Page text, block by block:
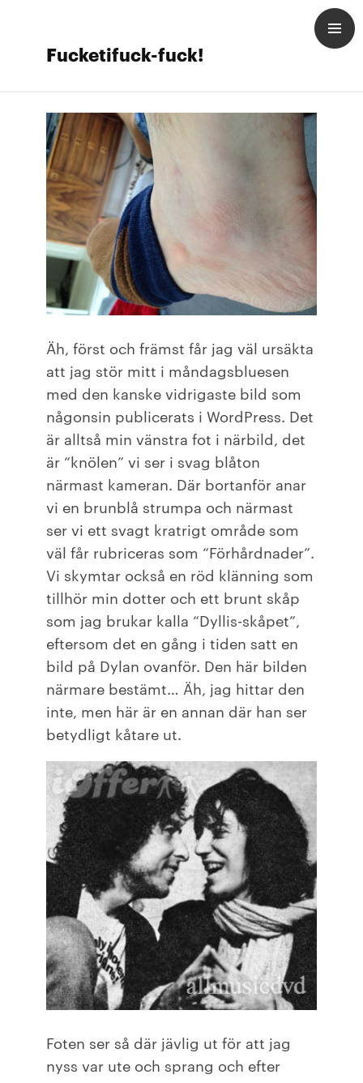
Fucketifuck-fuck!
Äh, först och främst får jag väl ursäkta
att jag stör mitt i måndagsbluesen
med den kanske vidrigaste bild som
någonsin publicerats i WordPress. Det
är alltså min vänstra fot i närbild, det
är “knölen” vi ser i svag blåton
närmast kameran. Där bortanför anar
vi en brunblå strumpa och närmast
ser vi ett svagt kratrigt område som
väl får rubriceras som “Förhårdnader”.
Vi skymtar också en röd klänning som
tillhör min dotter och ett brunt skåp
som jag brukar kalla “Dyllis-skåpet”,
eftersom det en gång i tiden satt en
bild på Dylan ovanför. Den här bilden
närmare bestämt… Äh, jag hittar den
inte, men här är en annan där han ser
betydligt kåtare ut.
Foten ser så där jävlig ut för att jag
nyss var ute och sprang och efter